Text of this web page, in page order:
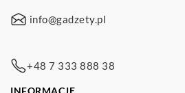
info@gadzety.pl
+48 7 333 888 38
INFORMACJE